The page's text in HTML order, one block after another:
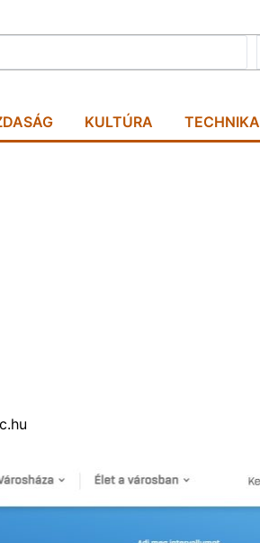
KULTÚRA TECHNIKA